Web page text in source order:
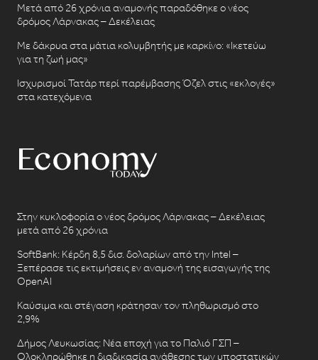
Μετά από 26 χρόνια αναμονής παραδόθηκε ο νέος
δρόμος Λάρνακας – Δεκέλειας
Με δάκρυα στα μάτια κολυμβητής με καρκίνο: «Ικετεύω
για τη ζωή μας»
Ισχυρισμοί Τατάρ περί παρέμβασης Όζελ στις «εκλογές»
στα κατεχόμενα
Στην κυκλοφορία ο νέος δρόμος Λάρνακας – Δεκέλειας
μετά από 26 χρόνια
SoftBank: Κέρδη 8,5 δισ. δολαρίων από την Intel –
Ξεπέρασε τις εκτιμήσεις εν αναμονή της εισαγωγής της
OpenAI
Καύσιμα και στέγαση κράτησαν τον πληθωρισμό στο
2,9%
Δήμος Λευκωσίας: Νέα εποχή για το Παλιό ΓΣΠ –
Ολοκληρώθηκε η διαδικασία ανάθεσης των υποστατικών